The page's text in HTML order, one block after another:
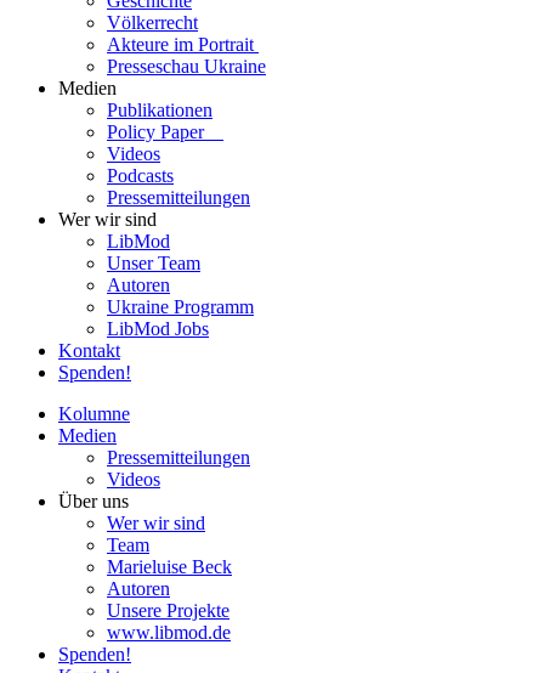
Völ­ker­recht
Akteure im Portrait
Pres­se­schau Ukraine
Medien
Publi­ka­tio­nen
Policy Paper
Videos
Pod­casts
Pres­se­mit­tei­lun­gen
Wer wir sind
LibMod
Unser Team
Autoren
Ukraine Pro­gramm
LibMod Jobs
Kontakt
Spenden!
Kolumne
Medien
Pres­se­mit­tei­lun­gen
Videos
Über uns
Wer wir sind
Team
Marie­luise Beck
Autoren
Unsere Pro­jekte
www.libmod.de
Spenden!